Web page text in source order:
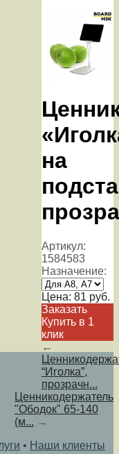
на
Артикул:
1584583
Назначение:
Цена: 81 руб.
Заказать
Купить в 1
клик
←
“Иголка”,
прозрачн...
Ценникодержатель
"Ободок" 65-140
(м... →
• Наши клиенты